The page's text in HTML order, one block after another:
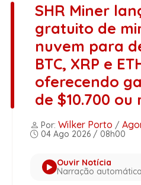
SHR Miner
gratuito de
nuvem para
BTC, XRP e
oferecendo
de $10.700 ou
Por: Wilker Porto /
04 Ago 2026 / 08h00
Ouvir Notícia
Narração